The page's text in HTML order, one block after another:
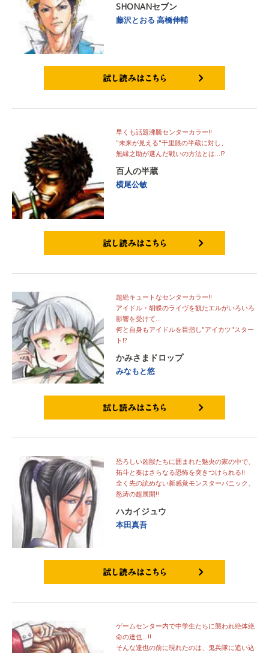
SHONANセブン
藤沢とおる 高橋伸輔
早くも話題沸騰センターカラー!!
"未来が見える"千里眼の半蔵に対し、
無縁之助が選んだ戦いの方法とは…!?
百人の半蔵
横尾公敏
超絶キュートなセンターカラー!!
アイドル・胡蝶のライヴを観たエルがいろいろ
影響を受けて…
何と自身もアイドルを目指し"アイカツ"スター
ト!?
かみさまドロップ
みなもと悠
恐ろしい凶獣たちに囲まれた魅央の家の中で、
拓斗と奏はさらなる恐怖を突きつけられる!!
全く先の読めない新感覚モンスターパニック、
怒涛の超展開!!
ハカイジュウ
本田真吾
ゲームセンター内で中学生たちに襲われ絶体絶
命の達也…!!
そんな達也の前に現れたのは、鬼兵隊に追い込